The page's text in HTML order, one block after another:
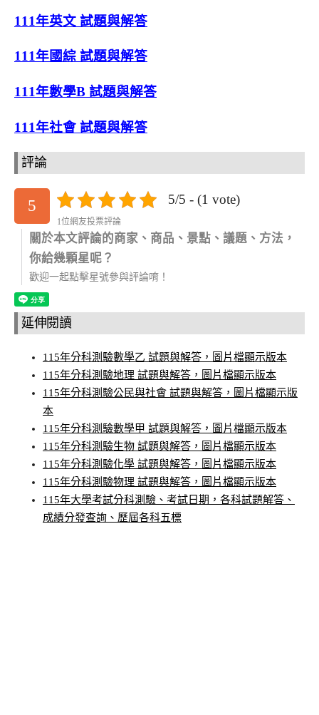
111年英文 試題與解答
111年國綜 試題與解答
111年數學B 試題與解答
111年社會 試題與解答
評論
5 5/5 - (1 vote)
1位網友投票評論
關於本文評論的商家、商品、景點、議題、方法，
你給幾顆星呢？
歡迎一起點擊星號參與評論唷！
延伸閱讀
115年分科測驗數學乙 試題與解答，圖片檔顯示版本
115年分科測驗地理 試題與解答，圖片檔顯示版本
115年分科測驗公民與社會 試題與解答，圖片檔顯示版
本
115年分科測驗數學甲 試題與解答，圖片檔顯示版本
115年分科測驗生物 試題與解答，圖片檔顯示版本
115年分科測驗化學 試題與解答，圖片檔顯示版本
115年分科測驗物理 試題與解答，圖片檔顯示版本
115年大學考試分科測驗、考試日期，各科試題解答、
成績分發查詢、歷屆各科五標